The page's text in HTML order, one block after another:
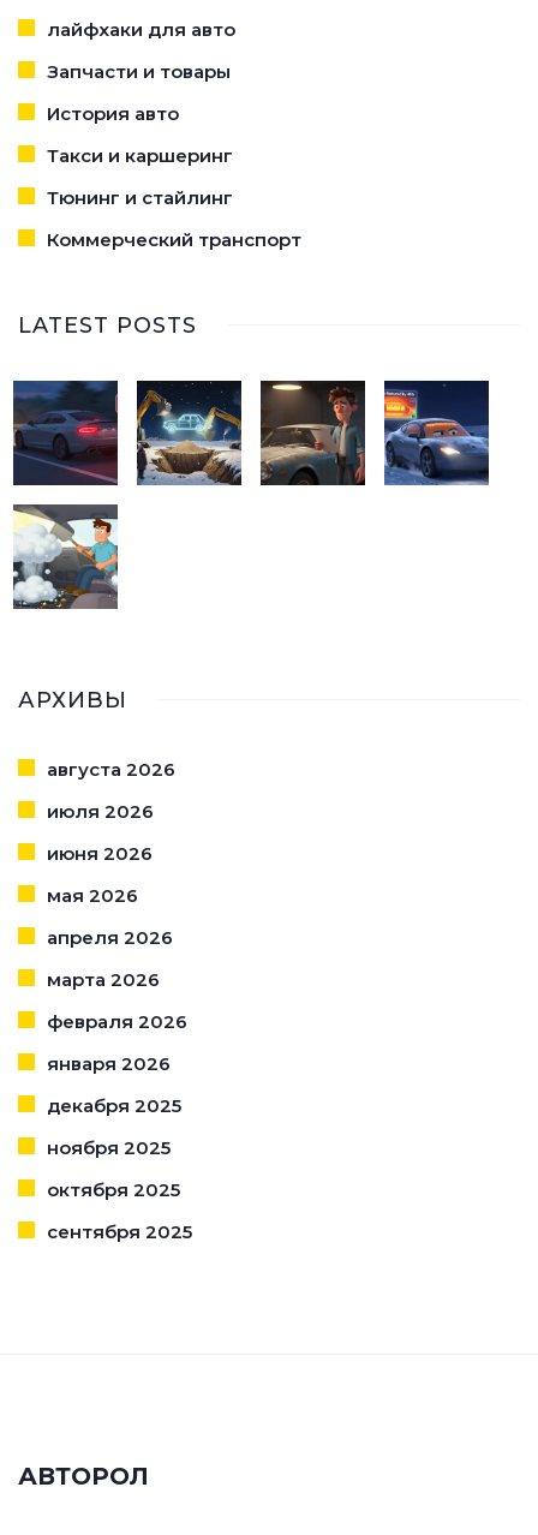
лайфхаки для авто
Запчасти и товары
История авто
Такси и каршеринг
Тюнинг и стайлинг
Коммерческий транспорт
LATEST POSTS
АРХИВЫ
августа 2026
июля 2026
июня 2026
мая 2026
апреля 2026
марта 2026
февраля 2026
января 2026
декабря 2025
ноября 2025
октября 2025
сентября 2025
АВТОРОЛ